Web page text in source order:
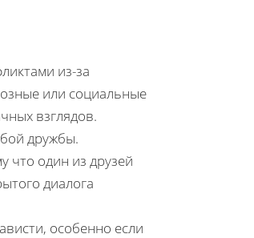
из-за
или социальные
взглядов.
дружбы.
что один из друзей
диалога
особенно если